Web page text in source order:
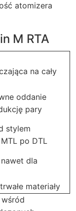
atomizera
M RTA
na cały
oddanie
pary
stylem
po DTL
dla
materiały
wśród